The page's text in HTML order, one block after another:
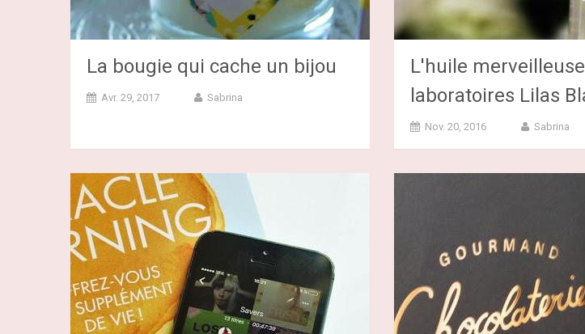
La bougie qui cache un bijou
Avr. 29, 2017 Sabrina
L'huile
laboratoires Lilas
Nov. 20, 2016 Sabrina